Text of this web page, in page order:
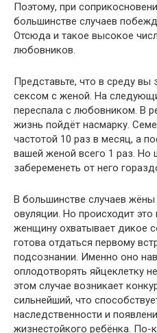
Поэтому, при
большинстве случаев
Отсюда и такое высокое
любовников.
Представьте, что в среду вы
сексом с женой. На
переспала с любовником. В
жизнь пойдёт насмарку.
частотой 10 раз в месяц, а
вашей женой всего 1 раз.
забеременеть от него
В большинстве случаев
овуляции. Но происходит это
женщину охватывает дикое
готова отдаться первому
подсознании. Именно оно
оплодотворять яйцеклетку
этом случае возникает
сильнейший, что
наследственности и
жизнестойкого ребёнка. По-